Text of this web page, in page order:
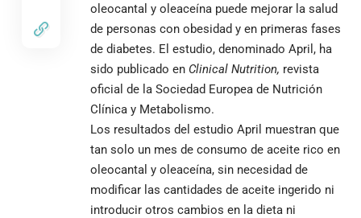
oleocantal y oleaceína puede mejorar la salud
de personas con obesidad y en primeras fases
de diabetes. El estudio, denominado April, ha
sido publicado en Clinical Nutrition, revista
oficial de la Sociedad Europea de Nutrición
Clínica y Metabolismo.
Los resultados del estudio April muestran que
tan solo un mes de consumo de aceite rico en
oleocantal y oleaceína, sin necesidad de
modificar las cantidades de aceite ingerido ni
introducir otros cambios en la dieta ni